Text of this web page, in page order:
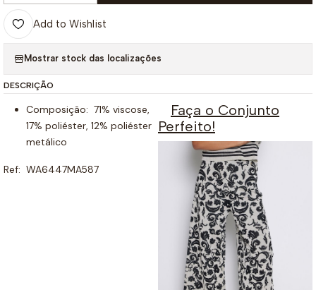
Add to Wishlist
Mostrar stock das localizações
DESCRIÇÃO
Composição: 71% viscose,
17% poliéster, 12% poliéster
metálico
Ref: WA6447MA587
Faça o Conjunto
Perfeito!